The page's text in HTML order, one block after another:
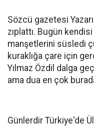
Sözcü gazetesi
zıplattı. Bugün
manşetlerini süsledi
kuraklığa çare için
Yılmaz Özdil dalga
ama dua en çok
Günlerdir Türkiye'de